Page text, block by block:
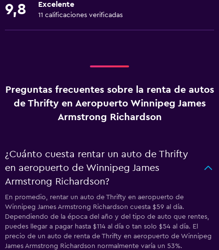
9,8 Excelente
11 calificaciones verificadas
Preguntas frecuentes sobre la renta de autos
de Thrifty en Aeropuerto Winnipeg James
Armstrong Richardson
¿Cuánto cuesta rentar un auto de Thrifty
en aeropuerto de Winnipeg James
Armstrong Richardson?
En promedio, rentar un auto de Thrifty en aeropuerto de
Winnipeg James Armstrong Richardson cuesta $59 al día.
Dependiendo de la época del año y del tipo de auto que rentes,
puedes llegar a pagar hasta $114 al día o tan solo $54 al día. El
precio de un auto de renta de Thrifty en aeropuerto de Winnipeg
James Armstrong Richardson normalmente varía un 53%.